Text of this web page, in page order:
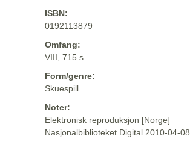
ISBN:
0192113879
Omfang:
VIII, 715 s.
Form/genre:
Skuespill
Noter:
Elektronisk reproduksjon [Norge]
Nasjonalbiblioteket Digital 2010-04-08